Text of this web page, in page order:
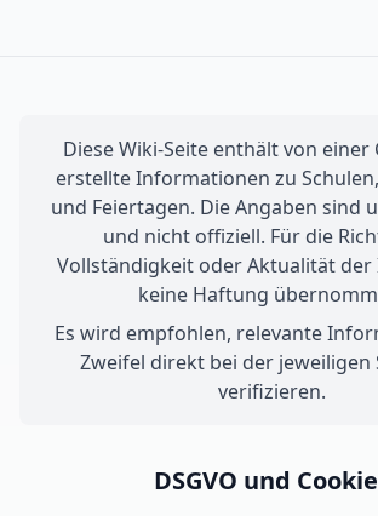
Diese Wiki-Seite enthält von
erstellte Informationen zu
und Feiertagen. Die Angaben sind
und nicht offiziell. Für die
Vollständigkeit oder Aktualität
keine Haftung
Es wird empfohlen, relevante
Zweifel direkt bei der jeweiligen
verifizieren.
DSGVO und